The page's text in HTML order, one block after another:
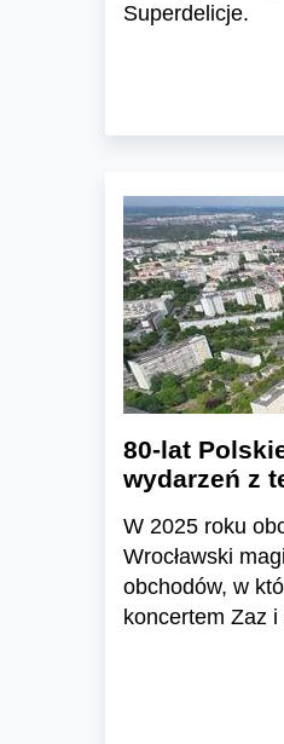
Superdelicje.
80-lat
wydarzeń z
W 2025 roku
Wrocławski
obchodów, w
koncertem Zaz